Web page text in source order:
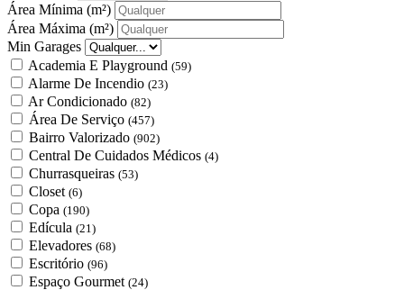
Área Mínima (m²)
Área Máxima (m²)
Min Garages
Academia E Playground (59)
Alarme De Incendio (23)
Ar Condicionado (82)
Área De Serviço (457)
Bairro Valorizado (902)
Central De Cuidados Médicos (4)
Churrasqueiras (53)
Closet (6)
Copa (190)
Edícula (21)
Elevadores (68)
Escritório (96)
Espaço Gourmet (24)